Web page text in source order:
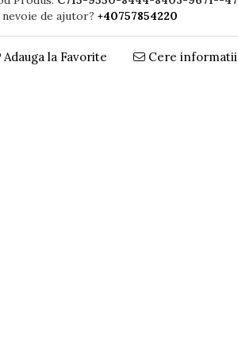
nevoie de ajutor? +40757854220
Adauga la Favorite Cere informatii